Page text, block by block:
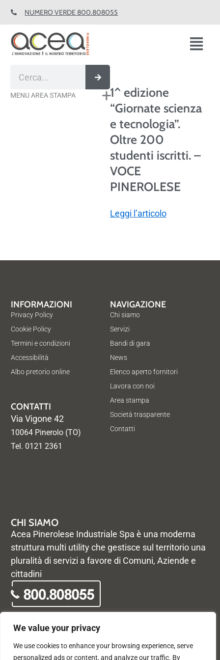
We value your privacy
We use cookies to enhance your browsing experience, serve
personalized ads or content, and analyze our traffic. By
NUMERO VERDE 800.808055
MENU AREA STAMPA
1^ edizione
“Giornate scienza
e tecnologia”.
Oltre 200
studenti iscritti. –
VOCE
PINEROLESE
Leggi l’articolo
CHI SIAMO
Acea Pinerolese Industriale Spa è una moderna
struttura multi utility che gestisce sul territorio una
pluralità di servizi a favore di Comuni, Aziende e
cittadini
NAVIGAZIONE
Chi siamo
Servizi
Bandi di gara
News
Elenco aperto fornitori
Lavora con noi
Area stampa
Società trasparente
Contatti
INFORMAZIONI
Privacy Policy
Cookie Policy
Termini e condizioni
Accessibilità
Albo pretorio online
CONTATTI
Via Vigone 42
10064 Pinerolo (TO)
Tel. 0121 2361
© Acea Pinerolese Industriale S.p.a. – Tutti i diritti riservati. Via